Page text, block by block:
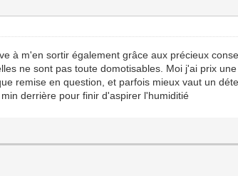
à m'en sortir également grâce aux précieux
ne sont pas toute domotisables. Moi j'ai prix
remise en question, et parfois mieux vaut un
derrière pour finir d'aspirer l'humiditié